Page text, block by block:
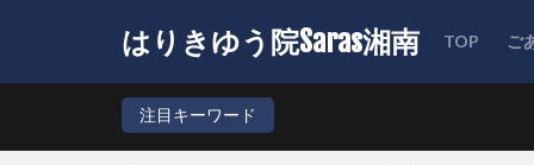
はりきゆう院Saras湘南 TOP ご
注目キーワード